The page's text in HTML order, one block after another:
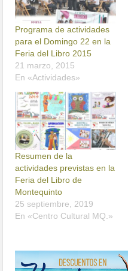
Programa de actividades
para el Domingo 22 en la
Feria del Libro 2015
21 marzo, 2015
En «Actividades»
Resumen de la
actividades previstas en la
Feria del Libro de
Montequinto
25 septiembre, 2019
En «Centro Cultural MQ.»